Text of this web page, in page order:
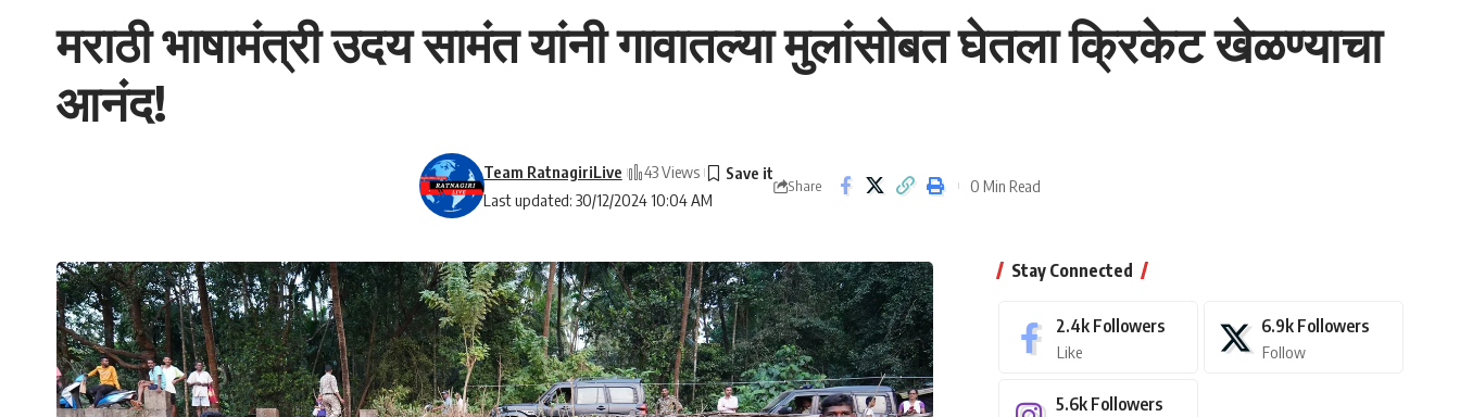
मराठी भाषामंत्री उदय सामंत यांनी गावातल्या मुलांसोबत घेतला क्रिकेट खेळण्याचा
आनंद!
Last updated: 30/12/2024 10:04 AM
Team RatnagiriLive 43 Views
Share 0 Min Read
Stay Connected
2.4k Followers
Like
6.9k Followers
Follow
5.6k Followers